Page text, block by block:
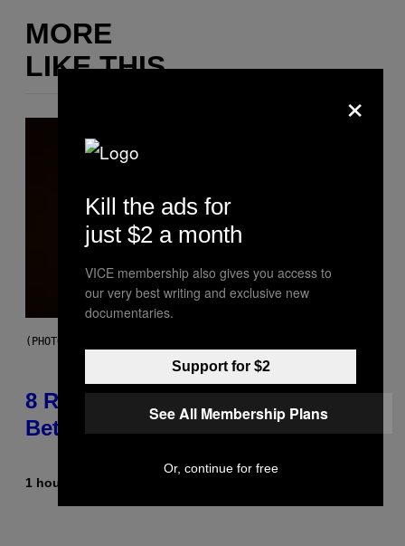
MORE
LIKE THIS
(PHOTO BY EBET ROBERTS/REDFERNS)
8 R&B Covers That Might Just Be
Better Than the Originals
1 hour ago
×
Kill the ads for
just $2 a month
VICE membership also gives you access to
our very best writing and exclusive new
documentaries.
Support for $2
See All Membership Plans
Or, continue for free